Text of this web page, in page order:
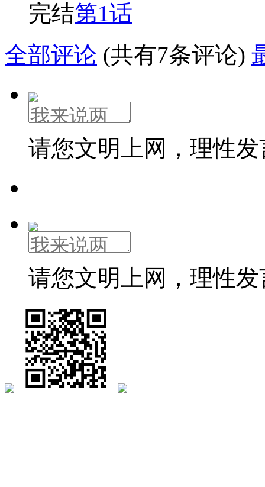
完结第1话
全部评论 (共有7条评论)
请您文明上网，理性
请您文明上网，理性